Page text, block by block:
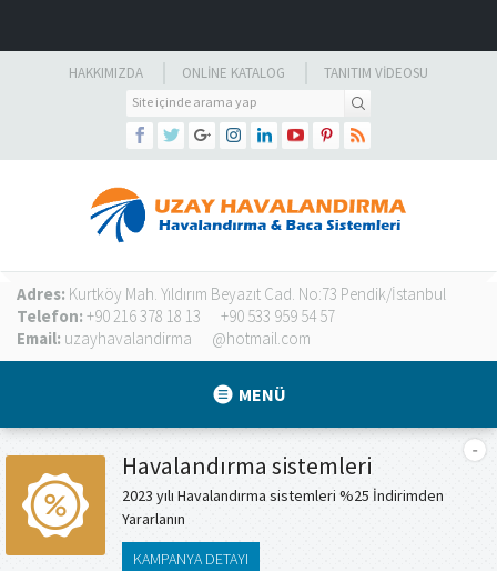
HAKKIMIZDA ONLINE KATALOG TANITIM VIDEOSU
Adres: Kurtköy Mah. Yıldırım Beyazıt Cad. No:73 Pendik/İstanbul
Telefon: +90 216 378 18 13
+90 533 959 54 57
Email: uzayhavalandirma @hotmail.com
MENÜ
Havalandırma sistemleri
2023 yılı Havalandırma sistemleri %25 İndirimden
Yararlanın
KAMPANYA DETAYI